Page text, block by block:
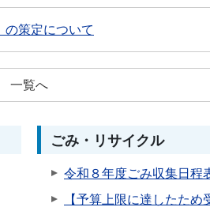
の策定について
一覧へ
ごみ・リサイクル
令和８年度ごみ収集日程
【予算上限に達したた